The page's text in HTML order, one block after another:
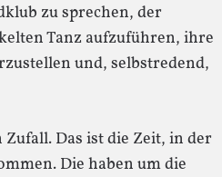
zu sprechen, der
Tanz aufzuführen, ihre
und, selbstredend,
Das ist die Zeit, in der
Die haben um die